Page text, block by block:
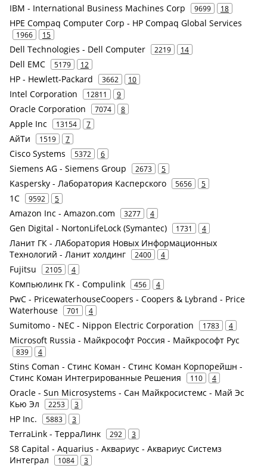
IBM - International Business Machines Corp 9699 18
HPE Compaq Computer Corp - HP Compaq Global Services
1966 15
Dell Technologies - Dell Computer 2219 14
Dell EMC 5179 12
HP - Hewlett-Packard 3662 10
Intel Corporation 12811 9
Oracle Corporation 7074 8
Apple Inc 13154 7
АйТи 1519 7
Cisco Systems 5372 6
Siemens AG - Siemens Group 2673 5
Kaspersky - Лаборатория Касперского 5656 5
1С 9592 5
Amazon Inc - Amazon.com 3277 4
Gen Digital - NortonLifeLock (Symantec) 1731 4
Ланит ГК - ЛАборатория Новых Информационных
Технологий - Ланит холдинг
2400 4
Fujitsu 2105 4
Компьюлинк ГК - Compulink 456 4
PwC - PricewaterhouseCoopers - Coopers & Lybrand - Price
Waterhouse
701 4
Sumitomo - NEC - Nippon Electric Corporation 1783 4
Microsoft Russia - Майкрософт Россия - Майкрософт Рус
839 4
Stins Coman - Стинс Коман - Стинс Коман Корпорейшн -
Стинс Коман Интегрированные Решения
110 4
Oracle - Sun Microsystems - Сан Майкросистемс - Май Эс
Кью Эл
2253 3
HP Inc. 5883 3
TerraLink - ТерраЛинк 292 3
S8 Capital - Aquarius - Аквариус - Аквариус Системз
Интеграл
1084 3